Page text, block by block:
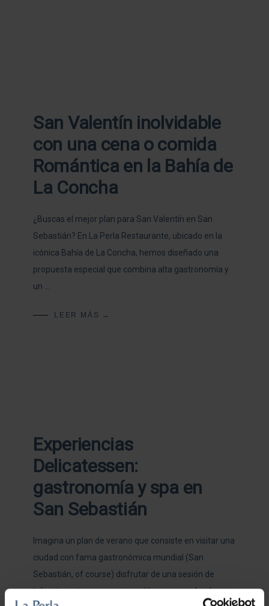
San Valentín inolvidable
con una cena o comida
Romántica en la Bahía de
La Concha
¿Buscas el mejor plan para San Valentín en San
Sebastián? En La Perla Restaurante, ubicado en la
icónica Bahía de La Concha, hemos diseñado una
propuesta especial que combina alta gastronomía y
un …
LEER MÁS →
Experiencias
Delicatessen:
gastronomía y spa en
San Sebastián
Imagina un plan de verano que consiste en visitar una
ciudad con fama gastronómica mundial (San
Sebastián, of course) disfrutar de una sesión de
talasoterapia y un masaje exótico para acabar la …